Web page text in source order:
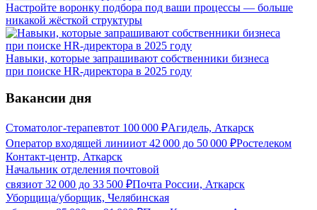
Настройте воронку подбора под ваши процессы — больше
никакой жёсткой структуры
Навыки, которые запрашивают собственники бизнеса
при поиске HR-директора в 2025 году
Вакансии дня
Стоматолог-терапевтот 100 000 ₽Агидель, Аткарск
Оператор входящей линииот 42 000 до 50 000 ₽Ростелеком
Контакт-центр, Аткарск
Начальник отделения почтовой
связиот 32 000 до 33 500 ₽Почта России, Аткарск
Уборщица/уборщик, Челябинская